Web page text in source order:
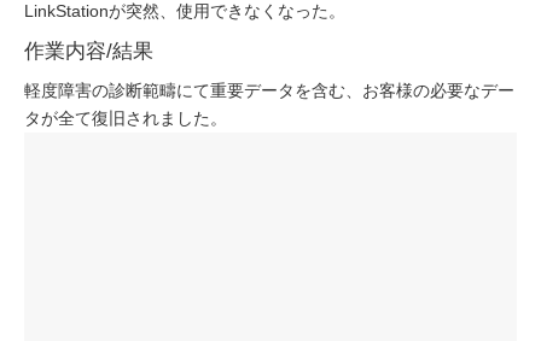
LinkStationが突然、使用できなくなった。
作業内容/結果
軽度障害の診断範疇にて重要データを含む、お客様の必要なデー
タが全て復旧されました。